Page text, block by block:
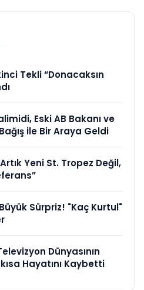
Tekli “Donacaksın
Eski AB Bakanı ve
ile Bir Araya Geldi
Yeni St. Tropez Değil,
Sürpriz! "Kaç Kurtul"
Dünyasının
Hayatını Kaybetti